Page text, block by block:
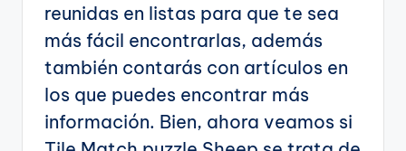
reunidas en listas para que te sea
más fácil encontrarlas, además
también contarás con artículos en
los que puedes encontrar más
información. Bien, ahora veamos si